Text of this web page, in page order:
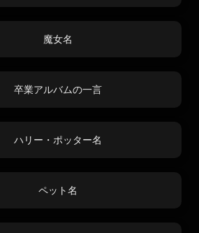
魔女名
卒業アルバムの一言
ハリー・ポッター名
ペット名